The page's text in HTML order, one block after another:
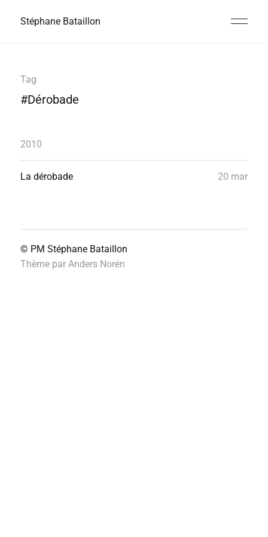
Stéphane Bataillon
Tag
#Dérobade
2010
La dérobade 20 mar
© PM Stéphane Bataillon
Thème par Anders Norén